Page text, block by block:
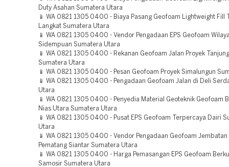
Duty Asahan Sumatera Utara
📱 WA 0821 1305 0400 - Biaya Pasang Geofoam Lightweight Fill
Langkat Sumatera Utara
📱 WA 0821 1305 0400 - Vendor Pengadaan EPS Geofoam
Sidempuan Sumatera Utara
📱 WA 0821 1305 0400 - Rekanan Geofoam Jalan Proyek
Sumatera Utara
📱 WA 0821 1305 0400 - Pesan Geofoam Proyek Simalungun
📱 WA 0821 1305 0400 - Pengadaan Geofoam Jalan di Deli
Utara
📱 WA 0821 1305 0400 - Penyedia Material Geoteknik Geofoam
Nias Utara Sumatera Utara
📱 WA 0821 1305 0400 - Pusat EPS Geofoam Terpercaya Dairi
Utara
📱 WA 0821 1305 0400 - Vendor Pengadaan Geofoam
Pematang Siantar Sumatera Utara
📱 WA 0821 1305 0400 - Harga Pemasangan EPS Geofoam
Samosir Sumatera Utara